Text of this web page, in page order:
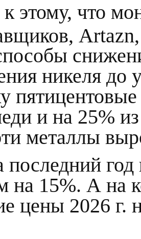
этому, что
никеля до
и на 25%
металлы
последний год
на 15%. А на
цены 2026 г.